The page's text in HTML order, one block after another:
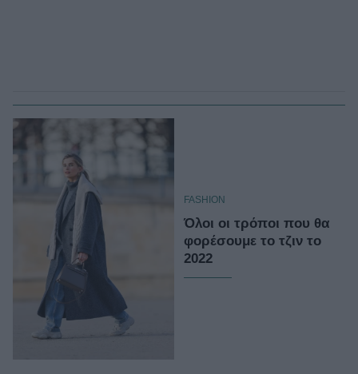
FASHION
Όλοι οι τρόποι που θα
φορέσουμε το τζιν το
2022